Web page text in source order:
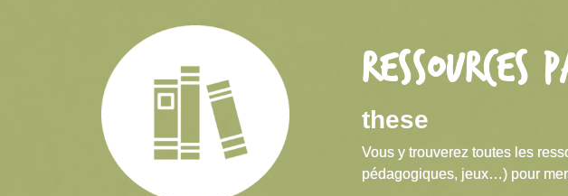
RESSOURCES
these
Vous y trouverez toutes les
pédagogiques, jeux…) pour